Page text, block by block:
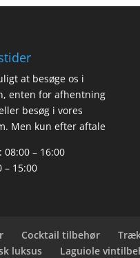
at besøge os i
enten for afhentning
besøg i vores
Men kun efter aftale
08:00 – 16:00
– 15:00
Cocktail tilbehør
luksus Laguiole